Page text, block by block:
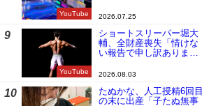
YouTube 2026.07.25
9
YouTube
ショートスリーパー堀大
輔、全財産喪失「情けな
い報告で申し訳ありませ
2026.08.03
10
たぬかな、人工授精6回目
の末に出産「子たぬ無事